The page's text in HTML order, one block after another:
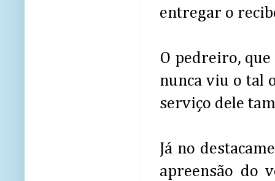
entregar o
O pedreiro, que
nunca viu o tal
serviço dele
Já no
apreensão do